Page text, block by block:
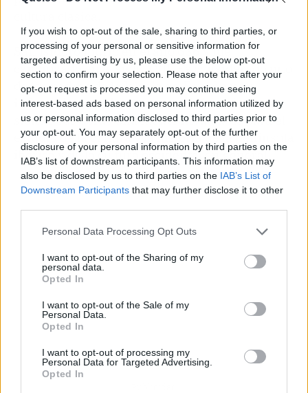
If you wish to opt-out of the sale, sharing to third parties, or
processing of your personal or sensitive information for
targeted advertising by us, please use the below opt-out
section to confirm your selection. Please note that after your
opt-out request is processed you may continue seeing
interest-based ads based on personal information utilized by
us or personal information disclosed to third parties prior to
your opt-out. You may separately opt-out of the further
disclosure of your personal information by third parties on the
IAB’s list of downstream participants. This information may
also be disclosed by us to third parties on the IAB’s List of
Downstream Participants that may further disclose it to other
Personal Data Processing Opt Outs
I want to opt-out of the Sharing of my
personal data.
Opted In
I want to opt-out of the Sale of my
Personal Data.
Opted In
I want to opt-out of processing my
Personal Data for Targeted Advertising.
Opted In
San Isidoro murió en el año 636 y fue
canonizado en el siglo XVII. Es considerado uno
de los padres de la Iglesia en España y su
influencia se extiende más allá de su época,
siendo sus obras una fuente invaluable para el
estudio de la cultura y la historia de la península
ibérica y de la cultura occidental en general.